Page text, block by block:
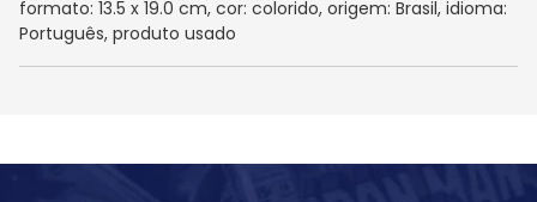
formato: 13.5 x 19.0 cm, cor: colorido, origem: Brasil, idioma:
Português, produto usado